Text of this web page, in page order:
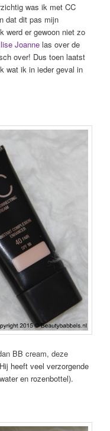
was ik met CC
dat dit pas mijn
werd er gewoon niet zo
Joanne las over de
over! Dus toen laatst
wat ik in ieder geval in
BB cream, deze
Hij heeft veel verzorgende
en rozenbottel).